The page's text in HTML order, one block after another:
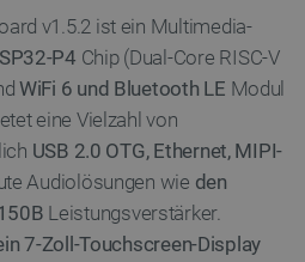
v1.5.2 ist ein Multimedia-
P4 Chip (Dual-Core RISC-V
WiFi 6 und Bluetooth LE Modul
eine Vielzahl von
USB 2.0 OTG, Ethernet, MIPI-
Audiolösungen wie den
Leistungsverstärker.
7-Zoll-Touchscreen-Display